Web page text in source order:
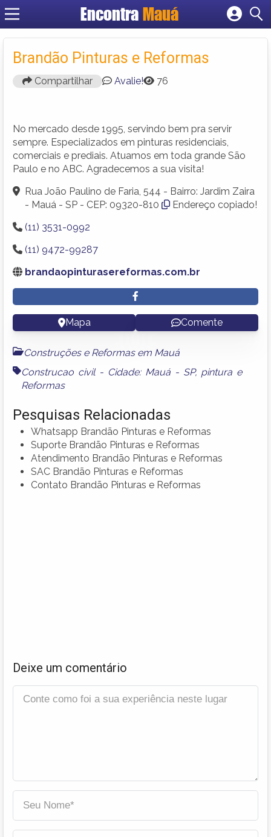
EncontraMauá
Criar conta
Brandão Pinturas e Reformas
Compartilhar Avalie! 76
No mercado desde 1995, servindo bem pra servir
sempre. Especializados em pinturas residenciais,
comerciais e prediais. Atuamos em toda grande São
Paulo e no ABC. Agradecemos a sua visita!
Rua João Paulino de Faria, 544 - Bairro: Jardim Zaira
- Mauá - SP - CEP: 09320-810
Endereço copiado!
(11) 3531-0992
(11) 9472-99287
brandaopinturasereformas.com.br
Mapa Comente
Construções e Reformas em Mauá
Construcao civil - Cidade: Mauá - SP, pintura e
Reformas
Pesquisas Relacionadas
Whatsapp Brandão Pinturas e Reformas
Suporte Brandão Pinturas e Reformas
Atendimento Brandão Pinturas e Reformas
SAC Brandão Pinturas e Reformas
Contato Brandão Pinturas e Reformas
Deixe um comentário